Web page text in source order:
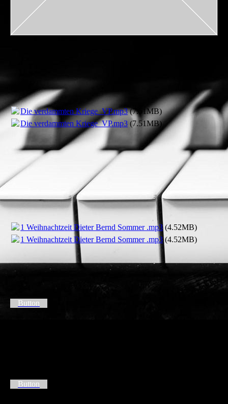
Die verdammten Kriege_VP.mp3(7.51MB)
Die verdammten Kriege_VP.mp3 (7.51MB)
1 Weihnachtzeit Dieter Bernd Sommer .mp3(4.52MB)
1 Weihnachtzeit Dieter Bernd Sommer .mp3(4.52MB)
Button
Button